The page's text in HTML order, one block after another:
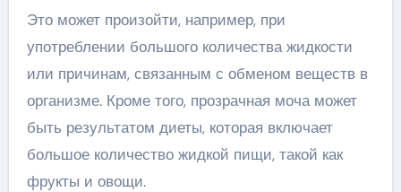
Это может произойти, например, при
употреблении большого количества жидкости
или причинам, связанным с обменом веществ в
организме. Кроме того, прозрачная моча может
быть результатом диеты, которая включает
большое количество жидкой пищи, такой как
фрукты и овощи.